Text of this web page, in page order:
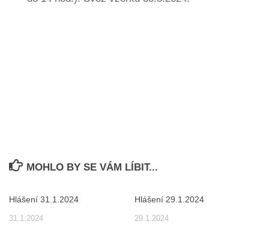
MOHLO BY SE VÁM LÍBIT...
Hlášení 31.1.2024
31.1.2024
Hlášení 29.1.2024
29.1.2024